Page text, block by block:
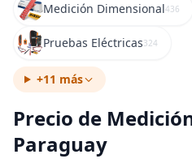
Medición Dimensional436
Pruebas Eléctricas324
+11 más
Precio de
Paraguay